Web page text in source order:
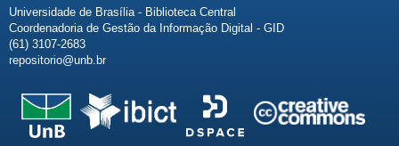
Universidade de Brasília - Biblioteca Central
Coordenadoria de Gestão da Informação Digital - GID
(61) 3107-2683
repositorio@unb.br